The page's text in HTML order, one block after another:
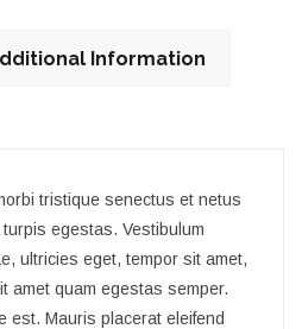
Information
tristique senectus et netus
egestas. Vestibulum
ultricies eget, tempor sit amet,
amet quam egestas semper.
est. Mauris placerat eleifend